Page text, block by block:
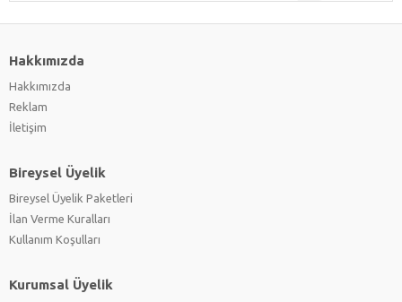
Hakkımızda
Hakkımızda
Reklam
İletişim
Bireysel Üyelik
Bireysel Üyelik Paketleri
İlan Verme Kuralları
Kullanım Koşulları
Kurumsal Üyelik